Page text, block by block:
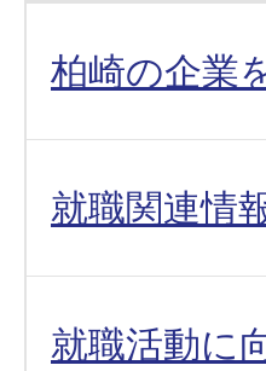
柏崎の企業
就職関連情
就職活動に